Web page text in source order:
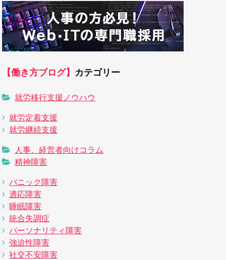
【働き方ブログ】 カテゴリー
就労移行支援ノウハウ
就労定着支援
就労継続支援
人事、経営者向けコラム
精神障害
パニック障害
適応障害
睡眠障害
統合失調症
パーソナリティ障害
強迫性障害
社交不安障害